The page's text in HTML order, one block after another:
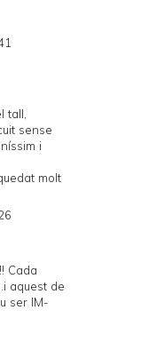
tall,
sense
i
molt
Cada
aquest de
ser IM-